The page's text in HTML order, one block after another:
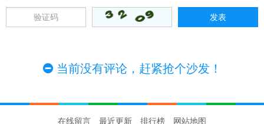
当前没有评论，赶紧抢个沙发！
在线留言 最近更新 排行榜 网站地图